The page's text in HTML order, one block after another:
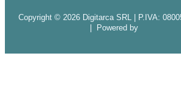
Copyright © 2026 Digitarca SRL | P.IVA:
| Powered by